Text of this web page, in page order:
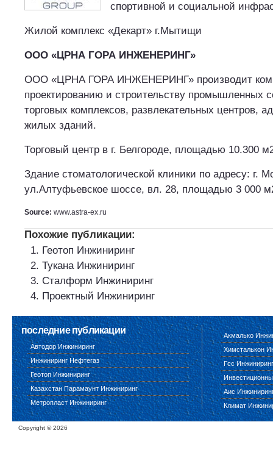
спортивной и социальной
Жилой комплекс «Декарт» г.Мытищи
ООО «ЦРНА ГОРА ИНЖЕНЕРИНГ»
ООО «ЦРНА ГОРА ИНЖЕНЕРИНГ» производит
проектированию и строительству промышленных
торговых комплексов, развлекательных центров,
жилых зданий.
Торговый центр в г. Белгороде, площадью 10.300
Здание стоматологической клиники по адресу: г.
ул.Алтуфьевское шоссе, вл. 28, площадью 3 000
Source: www.astra-ex.ru
Похожие публикации:
Геотоп Инжиниринг
Тукана Инжиниринг
Сталформ Инжиниринг
Проектный Инжиниринг
последние публикации
Автодор Инжиниринг
Инжиниринг Нефтегаз
Геотоп Инжиниринг
Казахстан Парамаунт Инжиниринг
Метропласт Инжиниринг
Акмалько
Химсталькон
Гсс Инжиниринг
Аис
Климат
Copyright ©2026